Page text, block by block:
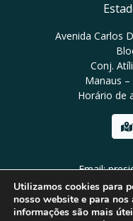
Avenida Carlos
Conj.
Manaus –
Horário de
Email:
Tel:
Utilizamos cookies para
nosso website e para
informações são mais